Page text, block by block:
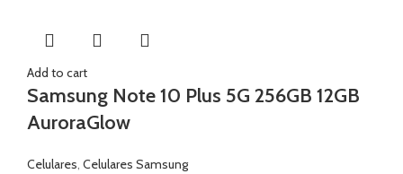
Add to cart
Samsung Note 10 Plus 5G 256GB 12GB
AuroraGlow
Celulares Celulares Samsung